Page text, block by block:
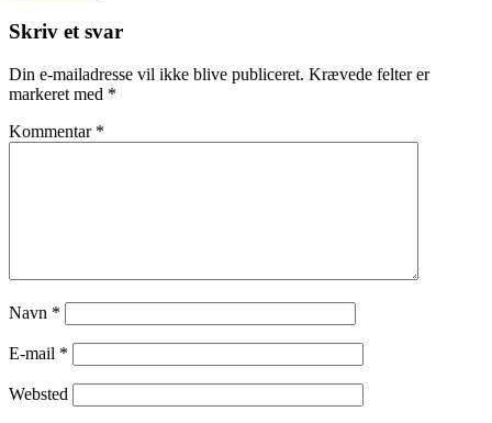
Skriv et svar
Din e-mailadresse vil ikke blive publiceret. Krævede felter er
markeret med *
Kommentar *
Navn *
E-mail *
Websted